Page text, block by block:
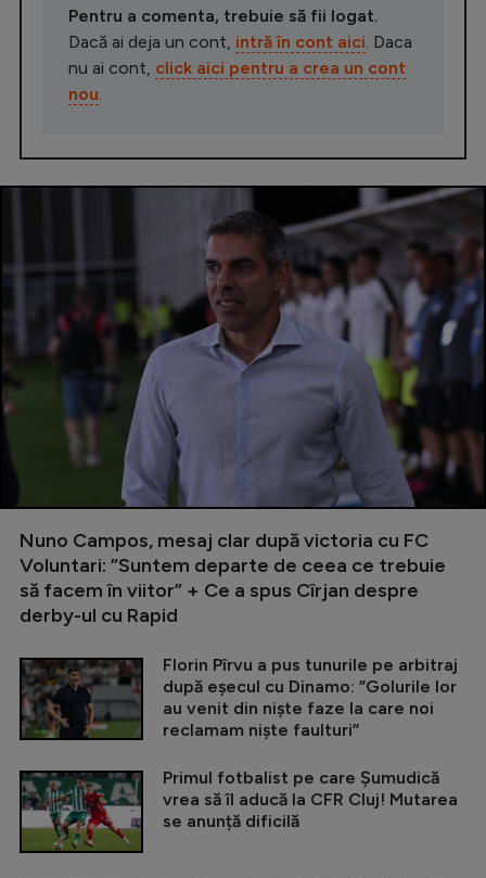
Pentru a comenta, trebuie să fii logat.
Dacă ai deja un cont, intră în cont aici. Daca
nu ai cont, click aici pentru a crea un cont
nou.
Nuno Campos, mesaj clar după victoria cu FC
Voluntari: ”Suntem departe de ceea ce trebuie
să facem în viitor” + Ce a spus Cîrjan despre
derby-ul cu Rapid
Florin Pîrvu a pus tunurile pe arbitraj
după eșecul cu Dinamo: ”Golurile lor
au venit din niște faze la care noi
reclamam niște faulturi”
Primul fotbalist pe care Șumudică
vrea să îl aducă la CFR Cluj! Mutarea
se anunță dificilă